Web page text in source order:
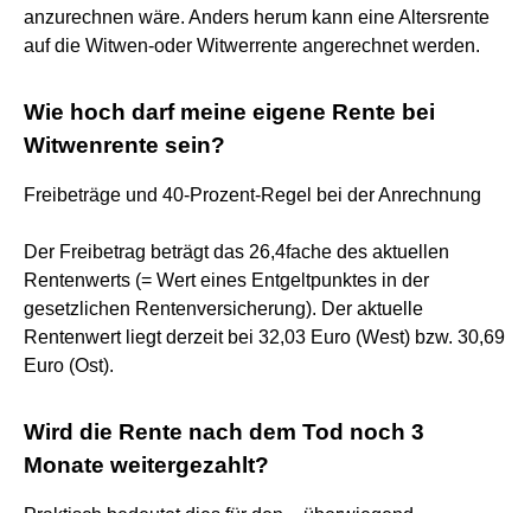
anzurechnen wäre. Anders herum kann eine Altersrente
auf die Witwen-oder Witwerrente angerechnet werden.
Wie hoch darf meine eigene Rente bei
Witwenrente sein?
Freibeträge und 40-Prozent-Regel bei der Anrechnung
Der Freibetrag beträgt das 26,4fache des aktuellen
Rentenwerts (= Wert eines Entgeltpunktes in der
gesetzlichen Rentenversicherung). Der aktuelle
Rentenwert liegt derzeit bei 32,03 Euro (West) bzw. 30,69
Euro (Ost).
Wird die Rente nach dem Tod noch 3
Monate weitergezahlt?